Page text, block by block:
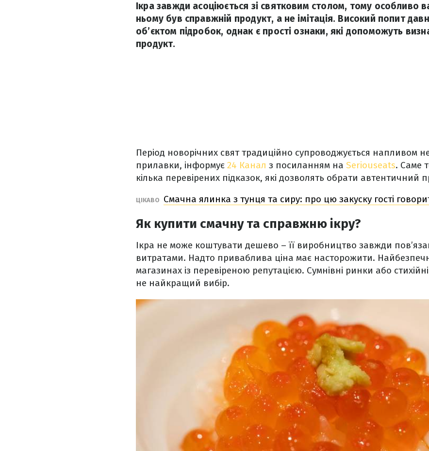
Ікра завжди асоціюється зі святковим столом, тому особливо
ньому був справжній продукт, а не імітація. Високий попит
об’єктом підробок, однак є прості ознаки, які допоможуть
продукт.
Період новорічних свят традиційно супроводжується напливом
прилавки, інформує 24 Канал з посиланням на Seriouseats. Саме
кілька перевірених підказок, які дозволять обрати автентичний
ЦІКАВО Смачна ялинка з тунця та сиру: про цю закуску гості
Як купити смачну та справжню ікру?
Ікра не може коштувати дешево – її виробництво завжди
витратами. Надто приваблива ціна має насторожити.
магазинах із перевіреною репутацією. Сумнівні ринки або
не найкращий вибір.